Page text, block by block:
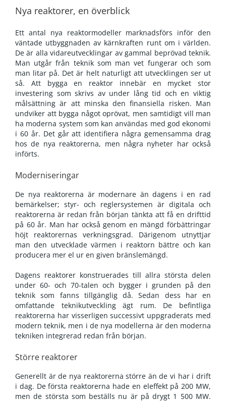
Nya reaktorer, en överblick
Ett antal nya reaktormodeller marknadsförs inför den
väntade utbyggnaden av kärnkraften runt om i världen.
De är alla vidareutvecklingar av gammal beprövad teknik.
Man utgår från teknik som man vet fungerar och som
man litar på. Det är helt naturligt att utvecklingen ser ut
så. Att bygga en reaktor innebär en mycket stor
investering som skrivs av under lång tid och en viktig
målsättning är att minska den finansiella risken. Man
undviker att bygga något oprövat, men samtidigt vill man
ha moderna system som kan användas med god ekonomi
i 60 år. Det går att identifiera några gemensamma drag
hos de nya reaktorerna, men några nyheter har också
införts.
Moderniseringar
De nya reaktorerna är modernare än dagens i en rad
bemärkelser; styr- och reglersystemen är digitala och
reaktorerna är redan från början tänkta att få en drifttid
på 60 år. Man har också genom en mängd förbättringar
höjt reaktorernas verkningsgrad. Därigenom utnyttjar
man den utvecklade värmen i reaktorn bättre och kan
producera mer el ur en given bränslemängd.
Dagens reaktorer konstruerades till allra största delen
under 60- och 70-talen och bygger i grunden på den
teknik som fanns tillgänglig då. Sedan dess har en
omfattande teknikutveckling ägt rum. De befintliga
reaktorerna har visserligen successivt uppgraderats med
modern teknik, men i de nya modellerna är den moderna
tekniken integrerad redan från början.
Större reaktorer
Generellt är de nya reaktorerna större än de vi har i drift
i dag. De första reaktorerna hade en eleffekt på 200 MW,
men de största som beställs nu är på drygt 1 500 MW.